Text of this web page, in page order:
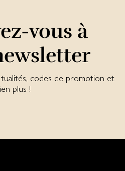
vous à
codes de promotion et
plus !